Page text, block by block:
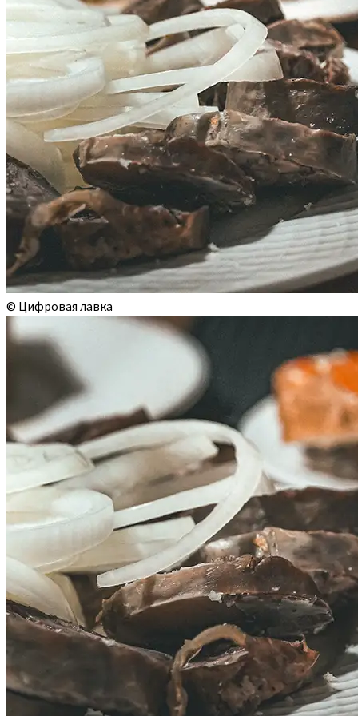
© Цифровая лавка